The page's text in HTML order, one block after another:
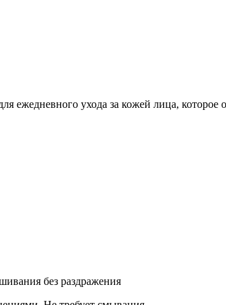
ежедневного ухода за кожей лица, которое
без раздражения